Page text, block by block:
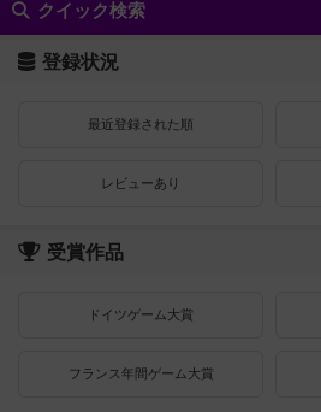
クイック検索
登録状況
最近登録された順
レビューあり
受賞作品
ドイツゲーム大賞
フランス年間ゲーム大賞